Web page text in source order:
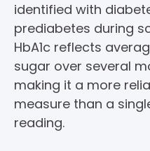
identified with
prediabetes during
HbA1c reflects
sugar over several
making it a more
measure than a
reading.